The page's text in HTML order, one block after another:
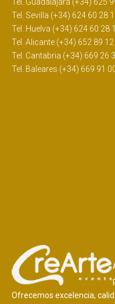
Tel. Sevilla (+34) 624 60 28
Tel. Huelva (+34) 624 60 28
Tel. Alicante (+34) 652 89 12
Tel. Cantabria (+34) 669 26
Tel. Baleares (+34) 669 91
Ofrecemos excelencia,